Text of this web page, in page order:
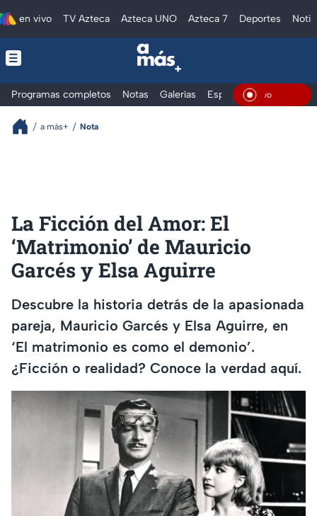
en vivo TV Azteca Azteca UNO Azteca 7 Deportes
Programas completos Notas Galerías Especiales En
a más+ Nota
La Ficción del Amor: El
‘Matrimonio’ de Mauricio
Garcés y Elsa Aguirre
Descubre la historia detrás de la apasionada
pareja, Mauricio Garcés y Elsa Aguirre, en
‘El matrimonio es como el demonio’.
¿Ficción o realidad? Conoce la verdad aquí.